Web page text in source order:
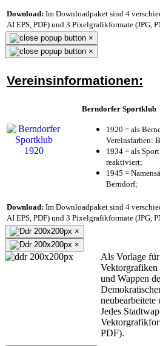
Download: Im Downloadpaket sind 4
AI EPS, PDF) und 3 Pixelgrafikformate (JPG,
×
×
Vereinsinformationen:
Berndorfer Sportklub
1920 = als
Vereinsfarben:
1934 = als
reaktiviert;
1945 =
Berndorf;
Download: Im Downloadpaket sind 4
AI EPS, PDF) und 3 Pixelgrafikformate (JPG,
×
×
Als Vorlage
Vektorgrafiken
und Wappen
Jedes
PDF).